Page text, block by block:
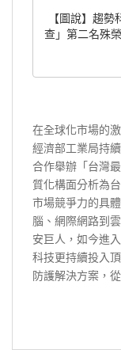
【圖說】趨
查」第二名殊
在全球化市場的
經濟部工業局持
合作舉辦「台灣
質化構面分析為
市場競爭力的具
腦、網際網路到
安巨人，如今進
科技更持續投入
防護解決方案，